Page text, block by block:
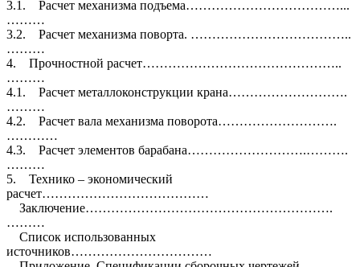
3.1. Расчет механизма подъема………………………………...
………
3.2. Расчет механизма поворта. ………………………………..
………
4. Прочностной расчет………………………………………..
………
4.1. Расчет металлоконструкции крана……………………….
………
4.2. Расчет вала механизма поворота……………………….
…………
4.3. Расчет элементов барабана……………………….……….
………
5. Технико – экономический
расчет…………………………………
Заключение………………………………………………….
………
Список использованных
источников……………………………